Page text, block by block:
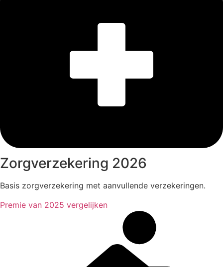
Zorgverzekering 2026
Basis zorgverzekering met aanvullende verzekeringen.
Premie van 2025 vergelijken